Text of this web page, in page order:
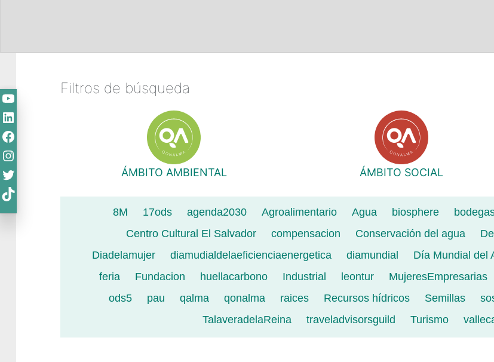
Filtros de búsqueda
ÁMBITO AMBIENTAL ÁMBITO SOCIAL
8M 17ods agenda2030 Agroalimentario Agua biosphere
Centro Cultural El Salvador
compensacion Conservación del agua
Diadelamujer
diamudialdelaeficienciaenergetica diamundial Día Mundial del
feria
Fundacion huellacarbono Industrial leontur MujeresEmpresarias
ods5
pau qalma qonalma raices Recursos hídricos Semillas
TalaveradelaReina
traveladvisorsguild Turismo
YouTube
LinkedIn
Facebook
Instagram
Twitter
TikTok